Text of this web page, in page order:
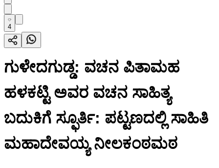
4
ಗುಳೇದಗುಡ್ಡ: ವಚನ ಪಿತಾಮಹ
ಹಳಕಟ್ಟಿ ಅವರ ವಚನ ಸಾಹಿತ್ಯ
ಬದುಕಿಗೆ ಸ್ಫೂರ್ತಿ: ಪಟ್ಟಣದಲ್ಲಿ ಸಾಹಿತಿ
ಮಹಾದೇವಯ್ಯ ನೀಲಕಂಠಮಠ